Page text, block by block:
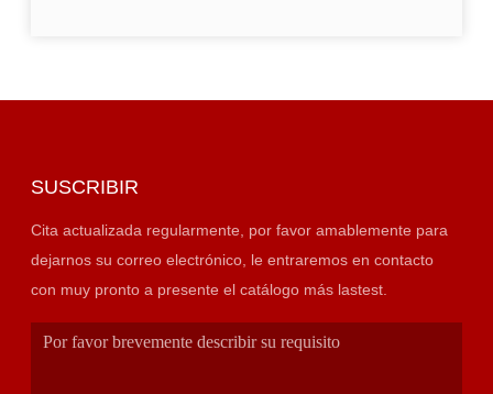
SUSCRIBIR
Cita actualizada regularmente, por favor amablemente para
dejarnos su correo electrónico, le entraremos en contacto
con muy pronto a presente el catálogo más lastest.